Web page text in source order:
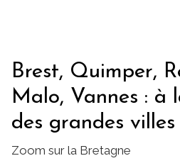
Brest, Quimper,
Malo, Vannes : à
des grandes
Zoom sur la Bretagne